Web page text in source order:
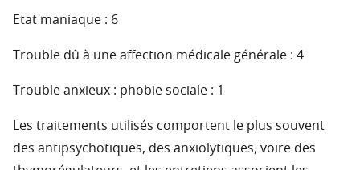
Etat maniaque : 6
Trouble dû à une affection médicale générale : 4
Trouble anxieux : phobie sociale : 1
Les traitements utilisés comportent le plus souvent
des antipsychotiques, des anxiolytiques, voire des